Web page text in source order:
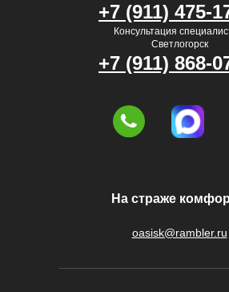
oasisk@rambler.ru
На страже
Консультация
Светлогорск
+7 (911) 475-
+7 (911) 868-